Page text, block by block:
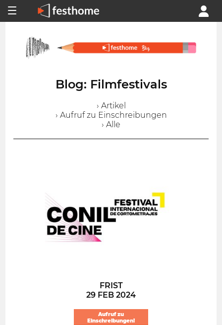
Blog: Filmfestivals
› Artikel
› Aufruf zu Einschreibungen
› Alle
FRIST
29 FEB 2024
Aufruf zu
Einschreibungen!